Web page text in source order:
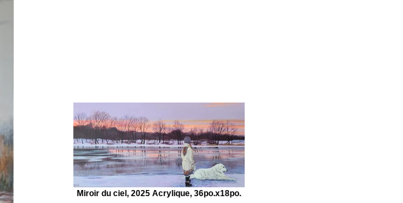
Miroir du ciel, 2025 Acrylique, 36po.x18po.